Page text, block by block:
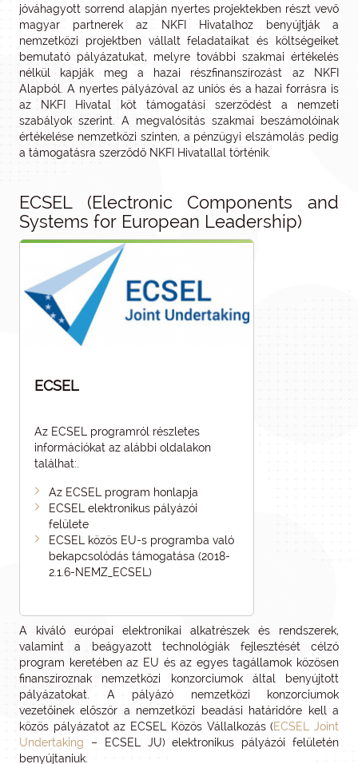
jóváhagyott sorrend alapján nyertes projektekben részt vevő
magyar partnerek az NKFI Hivatalhoz benyújtják a
nemzetközi projektben vállalt feladataikat és költségeiket
bemutató pályázatukat, melyre további szakmai értékelés
nélkül kapják meg a hazai részfinanszírozást az NKFI
Alapból. A nyertes pályázóval az uniós és a hazai forrásra is
az NKFI Hivatal köt támogatási szerződést a nemzeti
szabályok szerint. A megvalósítás szakmai beszámolóinak
értékelése nemzetközi szinten, a pénzügyi elszámolás pedig
a támogatásra szerződő NKFI Hivatallal történik.
ECSEL (Electronic Components and
Systems for European Leadership)
ECSEL
Az ECSEL programról részletes
információkat az alábbi oldalakon
találhat:.
Az ECSEL program honlapja
ECSEL elektronikus pályázói
felülete
ECSEL közös EU-s programba való
bekapcsolódás támogatása (2018-
2.1.6-NEMZ_ECSEL)
A kiváló európai elektronikai alkatrészek és rendszerek,
valamint a beágyazott technológiák fejlesztését célzó
program keretében az EU és az egyes tagállamok közösen
finanszíroznak nemzetközi konzorciumok által benyújtott
pályázatokat. A pályázó nemzetközi konzorciumok
vezetőinek először a nemzetközi beadási határidőre kell a
közös pályázatot az ECSEL Közös Vállalkozás (ECSEL Joint
Undertaking – ECSEL JU) elektronikus pályázói felületén
benyújtaniuk.